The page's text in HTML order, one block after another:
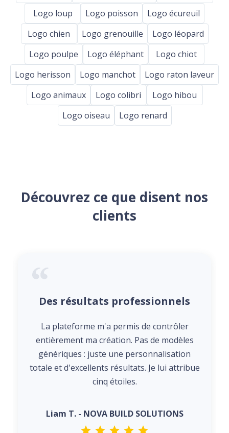
Logo loup
Logo poisson
Logo écureuil
Logo chien
Logo grenouille
Logo léopard
Logo poulpe
Logo éléphant
Logo chiot
Logo herisson
Logo manchot
Logo raton laveur
Logo animaux
Logo colibri
Logo hibou
Logo oiseau
Logo renard
Découvrez ce que disent nos
clients
Des résultats professionnels
La plateforme m'a permis de contrôler
entièrement ma création. Pas de modèles
génériques : juste une personnalisation
totale et d'excellents résultats. Je lui attribue
cinq étoiles.
Liam T. - NOVA BUILD SOLUTIONS